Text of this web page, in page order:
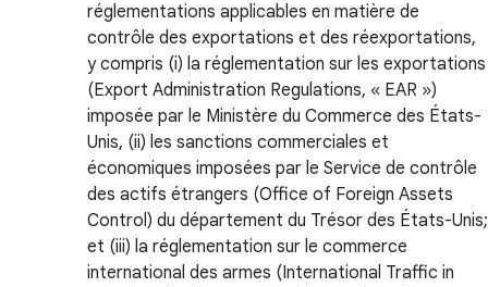
réglementations applicables en matière de
contrôle des exportations et des réexportations,
y compris (i) la réglementation sur les exportations
(Export Administration Regulations, « EAR »)
imposée par le Ministère du Commerce des États-
Unis, (ii) les sanctions commerciales et
économiques imposées par le Service de contrôle
des actifs étrangers (Office of Foreign Assets
Control) du département du Trésor des États-Unis;
et (iii) la réglementation sur le commerce
international des armes (International Traffic in